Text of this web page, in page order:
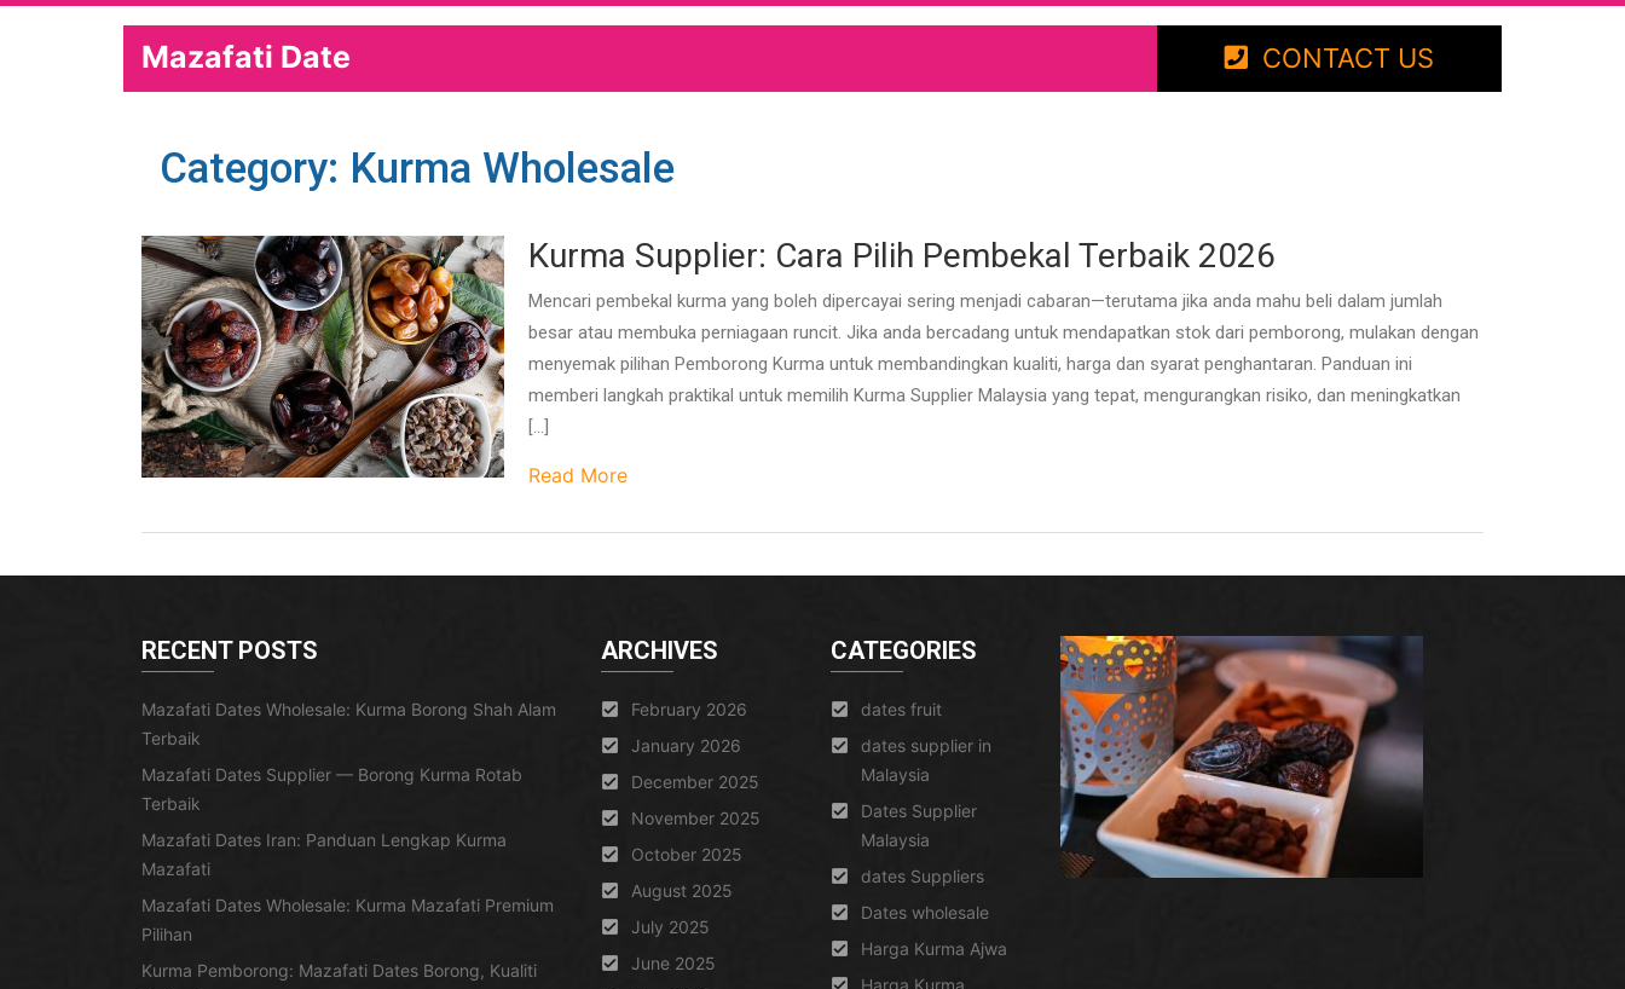
Mazafati Date CONTACT US
Category: Kurma Wholesale
Kurma Supplier: Cara Pilih Pembekal Terbaik 2026
Mencari pembekal kurma yang boleh dipercayai sering menjadi cabaran—terutama jika anda mahu beli dalam jumlah
besar atau membuka perniagaan runcit. Jika anda bercadang untuk mendapatkan stok dari pemborong, mulakan dengan
menyemak pilihan Pemborong Kurma untuk membandingkan kualiti, harga dan syarat penghantaran. Panduan ini
memberi langkah praktikal untuk memilih Kurma Supplier Malaysia yang tepat, mengurangkan risiko, dan meningkatkan
[…]
Read More
RECENT POSTS
Mazafati Dates Wholesale: Kurma Borong Shah Alam
Terbaik
Mazafati Dates Supplier — Borong Kurma Rotab
Terbaik
Mazafati Dates Iran: Panduan Lengkap Kurma
Mazafati
Mazafati Dates Wholesale: Kurma Mazafati Premium
Pilihan
Kurma Pemborong: Mazafati Dates Borong, Kualiti
ARCHIVES
February 2026
January 2026
December 2025
November 2025
October 2025
August 2025
July 2025
June 2025
CATEGORIES
dates fruit
dates supplier in
Malaysia
Dates Supplier
Malaysia
dates Suppliers
Dates wholesale
Harga Kurma Ajwa
Harga Kurma